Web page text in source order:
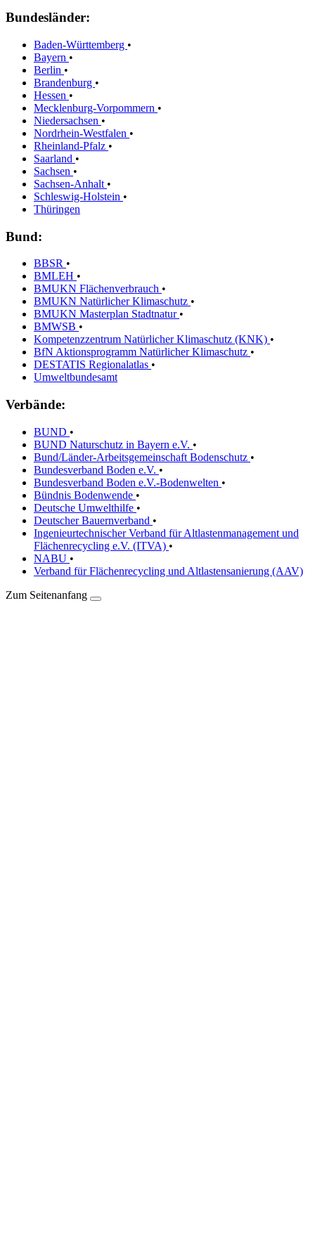
Bundesländer:
Baden-Württemberg •
Bayern •
Berlin •
Brandenburg •
Hessen •
Mecklenburg-Vorpommern •
Niedersachsen •
Nordrhein-Westfalen •
Rheinland-Pfalz •
Saarland •
Sachsen •
Sachsen-Anhalt •
Schleswig-Holstein •
Thüringen
Bund:
BBSR •
BMLEH •
BMUKN Flächenverbrauch •
BMUKN Natürlicher Klimaschutz •
BMUKN Masterplan Stadtnatur •
BMWSB •
Kompetenzzentrum Natürlicher Klimaschutz (KNK) •
BfN Aktionsprogramm Natürlicher Klimaschutz •
DESTATIS Regionalatlas •
Umweltbundesamt
Verbände:
BUND •
BUND Naturschutz in Bayern e.V. •
Bund/Länder-Arbeitsgemeinschaft Bodenschutz •
Bundesverband Boden e.V. •
Bundesverband Boden e.V.-Bodenwelten •
Bündnis Bodenwende •
Deutsche Umwelthilfe •
Deutscher Bauernverband •
Ingenieurtechnischer Verband für Altlastenmanagement und
Flächenrecycling e.V. (ITVA) •
NABU •
Verband für Flächenrecycling und Altlastensanierung (AAV)
Zum Seitenanfang